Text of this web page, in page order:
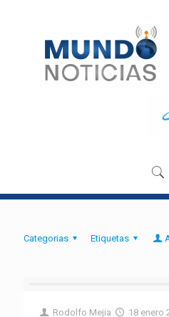
Categorias Etiquetas
Rodolfo Mejia 18 enero